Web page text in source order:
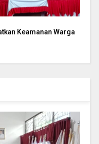
Keamanan Warga